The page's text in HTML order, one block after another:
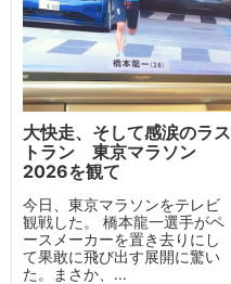
大快走、そして感涙のラス
トラン 東京マラソン
2026を観て
今日、東京マラソンをテレビ
観戦した。 橋本龍一選手がペ
ースメーカーを置き去りにし
て果敢に飛び出す展開に驚い
た。まさか、...